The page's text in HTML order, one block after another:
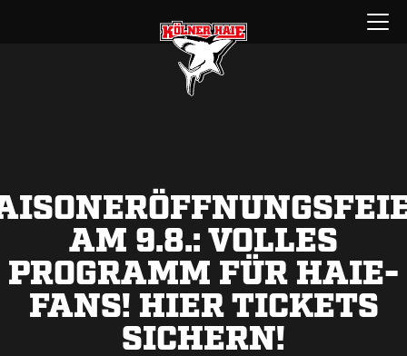
Menü
öffnen
AM 9.8.: VOLLES
PROGRAMM FÜR HAIE-
FANS! HIER TICKETS
SICHERN!